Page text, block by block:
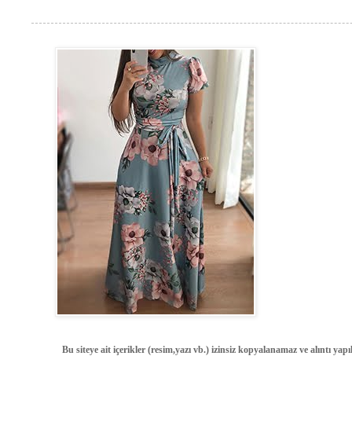
Bu siteye ait içerikler (resim,yazı vb.) izinsiz kopyalanamaz ve alıntı